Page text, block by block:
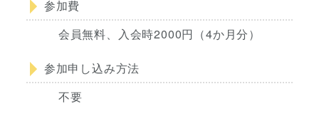
参加費
会員無料、入会時2000円（4か月分）
参加申し込み方法
不要